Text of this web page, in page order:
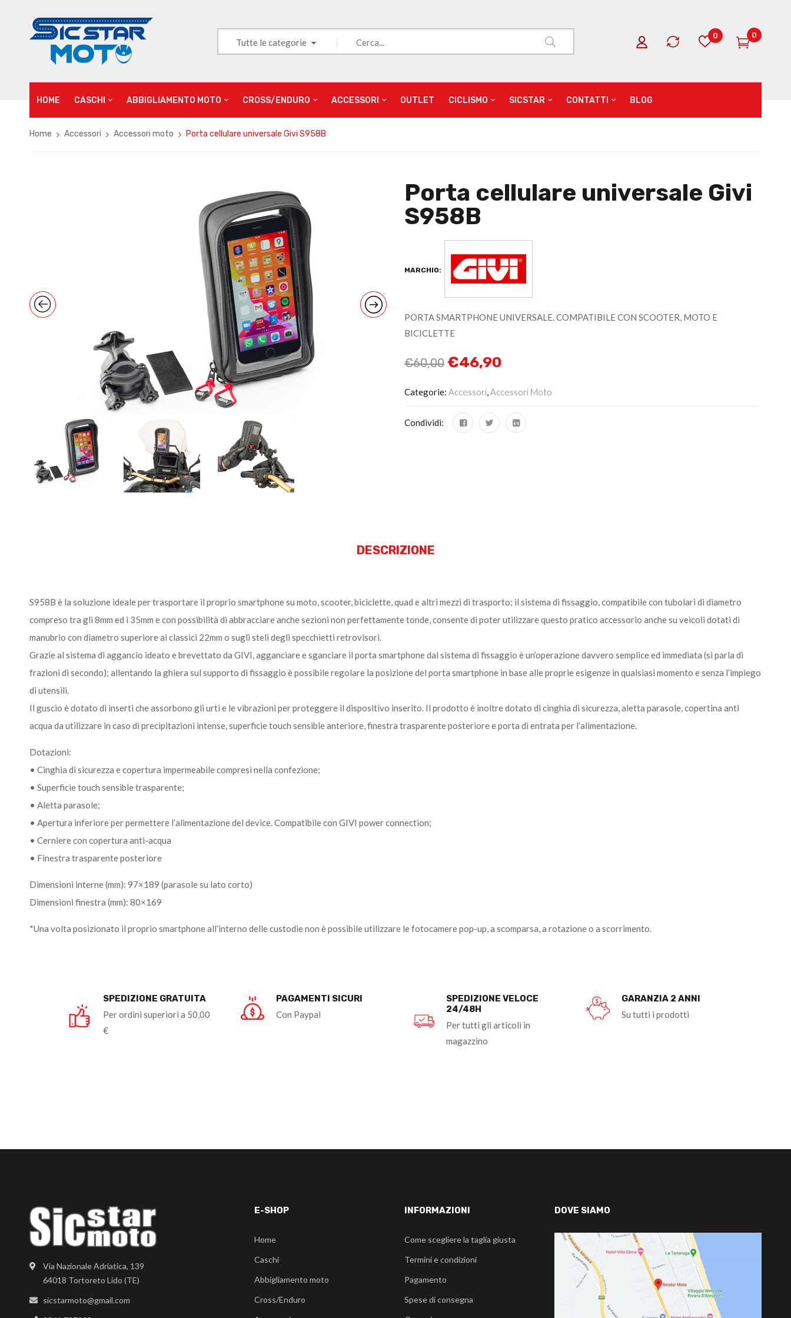
Tutte le categorie
0 0
HOME CASCHI ABBIGLIAMENTO MOTO CROSS/ENDURO ACCESSORI OUTLET CICLISMO SICSTAR CONTATTI BLOG
Home Accessori Accessori moto Porta cellulare universale Givi S958B
Porta cellulare universale Givi
S958B
MARCHIO:
PORTA SMARTPHONE UNIVERSALE. COMPATIBILE CON SCOOTER, MOTO E
BICICLETTE
€60,00 €46,90
Categorie: Accessori Accessori Moto
Condividi:
DESCRIZIONE
S958B è la soluzione ideale per trasportare il proprio smartphone su moto, scooter, biciclette, quad e altri mezzi di trasporto; il sistema di fissaggio, compatibile con tubolari di diametro
compreso tra gli 8mm ed i 35mm e con possibilità di abbracciare anche sezioni non perfettamente tonde, consente di poter utilizzare questo pratico accessorio anche su veicoli dotati di
manubrio con diametro superiore ai classici 22mm o sugli steli degli specchietti retrovisori.
Grazie al sistema di aggancio ideato e brevettato da GIVI, agganciare e sganciare il porta smartphone dal sistema di fissaggio è un’operazione davvero semplice ed immediata (si parla di
frazioni di secondo); allentando la ghiera sul supporto di fissaggio è possibile regolare la posizione del porta smartphone in base alle proprie esigenze in qualsiasi momento e senza l’impiego
di utensili.
Il guscio è dotato di inserti che assorbono gli urti e le vibrazioni per proteggere il dispositivo inserito. Il prodotto è inoltre dotato di cinghia di sicurezza, aletta parasole, copertina anti
acqua da utilizzare in caso di precipitazioni intense, superficie touch sensible anteriore, finestra trasparente posteriore e porta di entrata per l’alimentazione.
Dotazioni:
• Cinghia di sicurezza e copertura impermeabile compresi nella confezione;
• Superficie touch sensible trasparente;
• Aletta parasole;
• Apertura inferiore per permettere l’alimentazione del device. Compatibile con GIVI power connection;
• Cerniere con copertura anti-acqua
• Finestra trasparente posteriore
Dimensioni interne (mm): 97×189 (parasole su lato corto)
Dimensioni finestra (mm): 80×169
*Una volta posizionato il proprio smartphone all’interno delle custodie non è possibile utilizzare le fotocamere pop-up, a scomparsa, a rotazione o a scorrimento.
SPEDIZIONE GRATUITA
Per ordini superiori a 50,00
€
PAGAMENTI SICURI
Con Paypal
SPEDIZIONE VELOCE
24/48H
Per tutti gli articoli in
magazzino
GARANZIA 2 ANNI
Su tutti i prodotti
Via Nazionale Adriatica, 139
64018 Tortoreto Lido (TE)
sicstarmoto@gmail.com
E-SHOP
Home
Caschi
Abbigliamento moto
Cross/Enduro
INFORMAZIONI
Come scegliere la taglia giusta
Termini e condizioni
Pagamento
Spese di consegna
DOVE SIAMO